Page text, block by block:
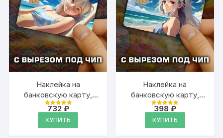
Наклейка на
банковскую карту,
вырез под чип, винил
Оценка
из 5
732 ₽
КУПИТЬ
Наклейка на
банковскую карту,
вырез под чип, винил
Оценка
из 5
398 ₽
КУПИТЬ